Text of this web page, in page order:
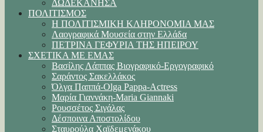
ΔΩΔΕΚΑΝΗΣΑ
ΠΟΛΙΤΙΣΜΟΣ
Η ΠΟΛΙΤΙΣΜΙΚΗ ΚΛΗΡΟΝΟΜΙΑ ΜΑΣ
Λαογραφικά Μουσεία στην Ελλάδα
ΠΕΤΡΙΝΑ ΓΕΦΥΡΙΑ ΤΗΣ ΗΠΕΙΡΟΥ
ΣΧΕΤΙΚΑ ΜΕ ΕΜΑΣ
Βασίλης Λάππας Βιογραφικό-Εργογραφικό
Σαράντος Σακελλάκος
Όλγα Παππά-Olga Pappa-Αctress
Μαρία Γιαννάκη-Maria Giannaki
Ρουσσέτος Σιγάλας
Δέσποινα Αποστολίδου
Σταυρούλα Χαϊδεμενάκου